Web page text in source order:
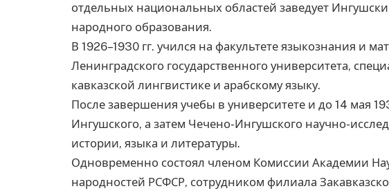
отдельных национальных областей заведует
народного образования.
В 1926–1930 гг. учился на факультете языкознания и
Ленинградского государственного университета,
кавказской лингвистике и арабскому языку.
После завершения учебы в университете и до 14 мая
Ингушского, а затем Чечено-Ингушского научно-
истории, языка и литературы.
Одновременно состоял членом Комиссии Академии
народностей РСФСР, сотрудником филиала